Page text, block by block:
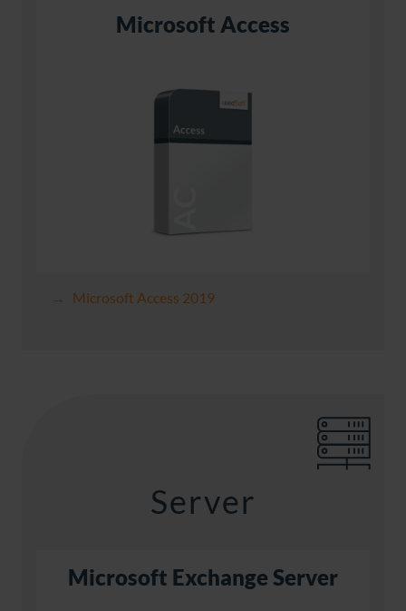
Microsoft Access
Microsoft Access 2019
Server
Microsoft Exchange Server